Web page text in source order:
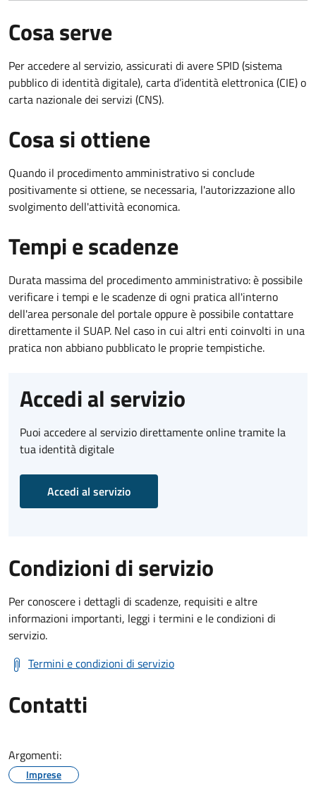
Cosa serve
Per accedere al servizio, assicurati di avere SPID (sistema
pubblico di identità digitale), carta d’identità elettronica (CIE) o
carta nazionale dei servizi (CNS).
Cosa si ottiene
Quando il procedimento amministrativo si conclude
positivamente si ottiene, se necessaria, l'autorizzazione allo
svolgimento dell'attività economica.
Tempi e scadenze
Durata massima del procedimento amministrativo: è possibile
verificare i tempi e le scadenze di ogni pratica all'interno
dell'area personale del portale oppure è possibile contattare
direttamente il SUAP. Nel caso in cui altri enti coinvolti in una
pratica non abbiano pubblicato le proprie tempistiche.
Accedi al servizio
Puoi accedere al servizio direttamente online tramite la
tua identità digitale
Accedi al servizio
Condizioni di servizio
Per conoscere i dettagli di scadenze, requisiti e altre
informazioni importanti, leggi i termini e le condizioni di
servizio.
Termini e condizioni di servizio
Contatti
Argomenti:
Imprese